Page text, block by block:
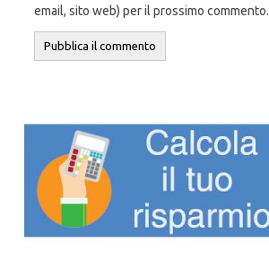
email, sito web) per il prossimo commento.